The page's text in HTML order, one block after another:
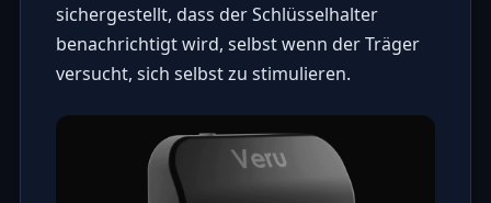
sichergestellt, dass der Schlüsselhalter
benachrichtigt wird, selbst wenn der Träger
versucht, sich selbst zu stimulieren.